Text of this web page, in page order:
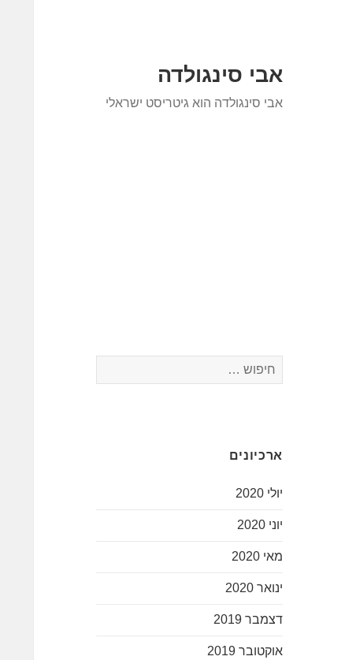
אבי סינגולדה
אבי סינגולדה הוא גיטריסט ישראלי
חיפוש:
ארכיונים
יולי 2020
יוני 2020
מאי 2020
ינואר 2020
דצמבר 2019
אוקטובר 2019